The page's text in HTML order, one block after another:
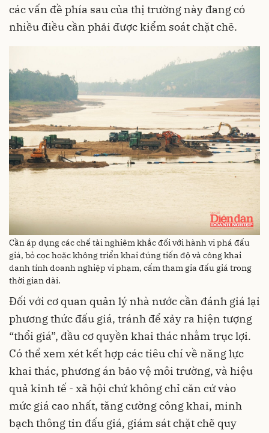
các vấn đề phía sau của thị trường này đang có
nhiều điều cần phải được kiểm soát chặt chẽ.
Cần áp dụng các chế tài nghiêm khắc đối với hành vi phá đấu
giá, bỏ cọc hoặc không triển khai đúng tiến độ và công khai
danh tính doanh nghiệp vi phạm, cấm tham gia đấu giá trong
thời gian dài.
Đối với cơ quan quản lý nhà nước cần đánh giá lại
phương thức đấu giá, tránh để xảy ra hiện tượng
“thổi giá”, đầu cơ quyền khai thác nhằm trục lợi.
Có thể xem xét kết hợp các tiêu chí về năng lực
khai thác, phương án bảo vệ môi trường, và hiệu
quả kinh tế - xã hội chứ không chỉ căn cứ vào
mức giá cao nhất, tăng cường công khai, minh
bạch thông tin đấu giá, giám sát chặt chẽ quy